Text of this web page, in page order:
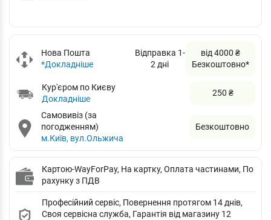
Нова Пошта
*Докладніше
Відправка 1-
2 дні
від 4000 ₴
Безкоштовно*
Кур'єром по Києву
Докладніше
250 ₴
Самовивіз (за
погодженням)
м.Київ, вул.Ольжича
Безкоштовно
Картою-WayForPay, На картку, Оплата частинами, По
рахунку з ПДВ
Професійний сервіс, Повернення протягом 14 днів,
Своя сервісна служба, Гарантія від магазину 12